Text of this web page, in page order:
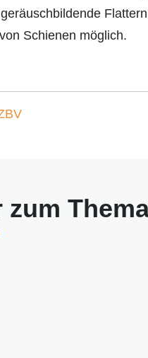
Schienen möglich.
zum